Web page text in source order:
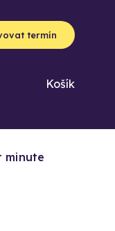
termín
Košík
minute